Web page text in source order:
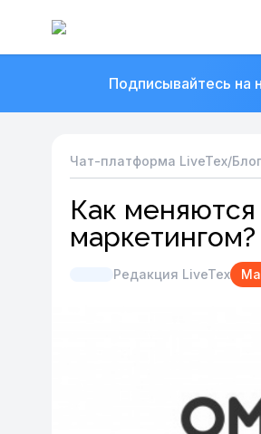
Подписывайтесь на
Чат-платформа LiveTex/Блог
Как
Редакция LiveTex